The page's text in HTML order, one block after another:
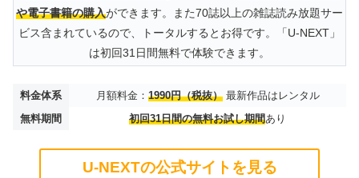
や電子書籍の購入ができます。また70誌以上の雑誌読み放題サー
ビス含まれているので、トータルするとお得です。「U-NEXT」
は初回31日間無料で体験できます。
料金体系 月額料金： 1990円（税抜）最新作品はレンタル
無料期間
初回31日間の無料お試し期間あり
U-NEXTの公式サイトを見る